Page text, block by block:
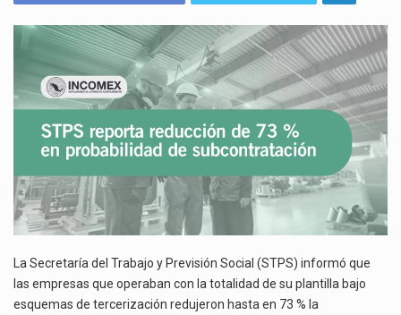
El gobierno federal creó mediante decreto la Oficina Presidencial para la Promoción de Inversiones, instancia…
%
EN
LA
PROBABILIDAD
DE
SUBCONTRATACIÓN
TRAS
2021
La Secretaría del Trabajo y Previsión Social (STPS) informó que
las empresas que operaban con la totalidad de su plantilla bajo
esquemas de tercerización redujeron hasta en 73 % la